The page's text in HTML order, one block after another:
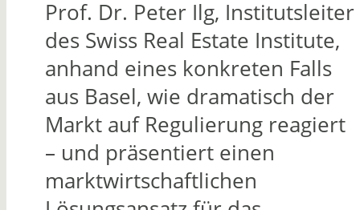
Prof. Dr. Peter Ilg, Institutsleiter
des Swiss Real Estate Institute,
anhand eines konkreten Falls
aus Basel, wie dramatisch der
Markt auf Regulierung reagiert
– und präsentiert einen
marktwirtschaftlichen